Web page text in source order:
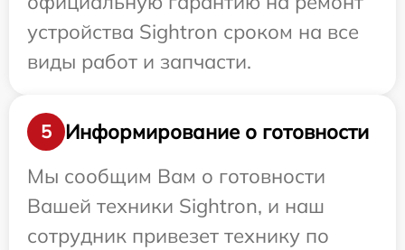
устройства Sightron сроком на все
виды работ и запчасти.
5
Информирование о готовности
Мы сообщим Вам о готовности
Вашей техники Sightron, и наш
сотрудник привезет технику по